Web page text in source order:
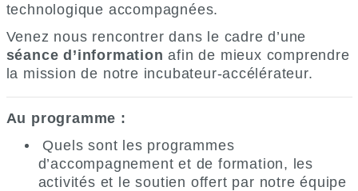
technologique accompagnées.
Venez nous rencontrer dans le cadre d’une
séance d’information afin de mieux comprendre
la mission de notre incubateur-accélérateur.
Au programme :
Quels sont les programmes
d’accompagnement et de formation, les
activités et le soutien offert par notre équipe